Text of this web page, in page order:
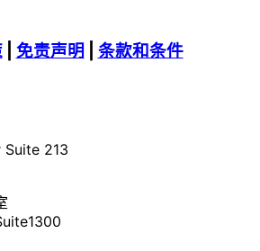
| 免责声明
条款和条件
213